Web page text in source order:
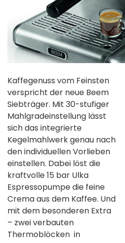
Kaffegenuss vom Feinsten
verspricht der neue Beem
Siebträger. Mit 30-stufiger
Mahlgradeinstellung lässt
sich das integrierte
Kegelmahlwerk genau nach
den individuellen Vorlieben
einstellen. Dabei löst die
kraftvolle 15 bar Ulka
Espressopumpe die feine
Crema aus dem Kaffee. Und
mit dem besonderen Extra
– zwei verbauten
Thermoblöcken in